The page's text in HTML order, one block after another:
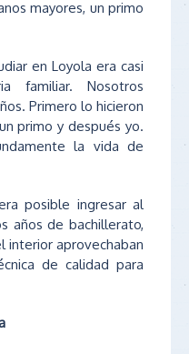
mayores, un primo
en Loyola era casi
familiar. Nosotros
Primero lo hicieron
primo y después yo.
la vida de
posible ingresar al
años de bachillerato,
interior aprovechaban
de calidad para